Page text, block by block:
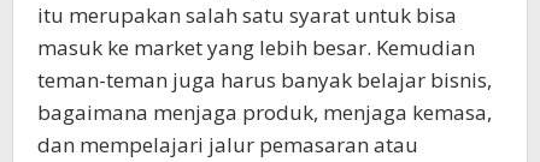
itu merupakan salah satu syarat untuk bisa
masuk ke market yang lebih besar. Kemudian
teman-teman juga harus banyak belajar bisnis,
bagaimana menjaga produk, menjaga kemasa,
dan mempelajari jalur pemasaran atau